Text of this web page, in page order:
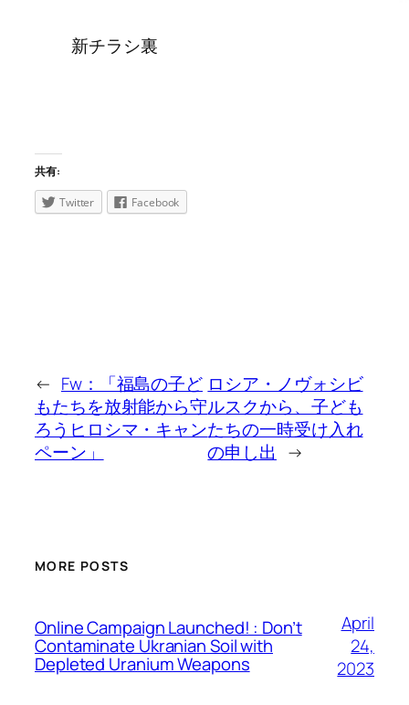
新チラシ裏
共有:
Twitter
Facebook
← Fw：「福島の子ど
もたちを放射能から守
ろうヒロシマ・キャン
ペーン」
ロシア・ノヴォシビ
ルスクから、子ども
たちの一時受け入れ
の申し出
→
MORE POSTS
Online Campaign Launched! : Don’t
Contaminate Ukranian Soil with
Depleted Uranium Weapons
April
24,
2023